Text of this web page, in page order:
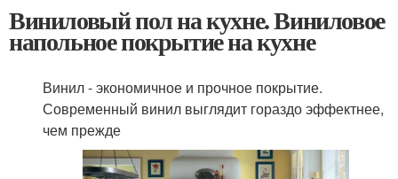
Виниловый пол на кухне. Виниловое
напольное покрытие на кухне
Винил - экономичное и прочное покрытие.
Современный винил выглядит гораздо эффектнее,
чем прежде